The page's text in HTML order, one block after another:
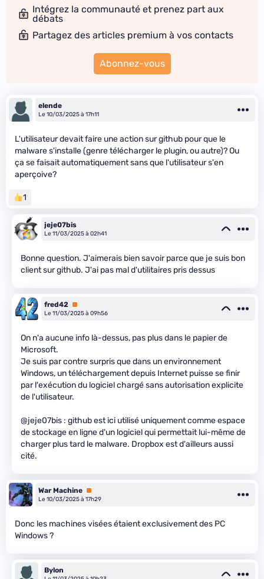
Intégrez la communauté et prenez part aux
débats
Partagez des articles premium à vos contacts
Abonnez-vous
elende
Le 10/03/2025 à 17h11
L'utilisateur devait faire une action sur github pour que le
malware s'installe (genre télécharger le plugin, ou autre)? Ou
ça se faisait automatiquement sans que l'utilisateur s'en
aperçoive?
1
jeje07bis
Le 11/03/2025 à 02h41
Bonne question. J'aimerais bien savoir parce que je suis bon
client sur github. J'ai pas mal d'utilitaires pris dessus
fred42 Premium
Le 11/03/2025 à 09h56
On n'a aucune info là-dessus, pas plus dans le papier de
Microsoft.
Je suis par contre surpris que dans un environnement
Windows, un téléchargement depuis Internet puisse se finir
par l'exécution du logiciel chargé sans autorisation explicite
de l'utilisateur.
@jeje07bis : github est ici utilisé uniquement comme espace
de stockage en ligne d'un logiciel qui permettait lui-même de
charger plus tard le malware. Dropbox est d'ailleurs aussi
cité.
War Machine Premium
Le 10/03/2025 à 17h29
Donc les machines visées étaient exclusivement des PC
Windows ?
Bylon